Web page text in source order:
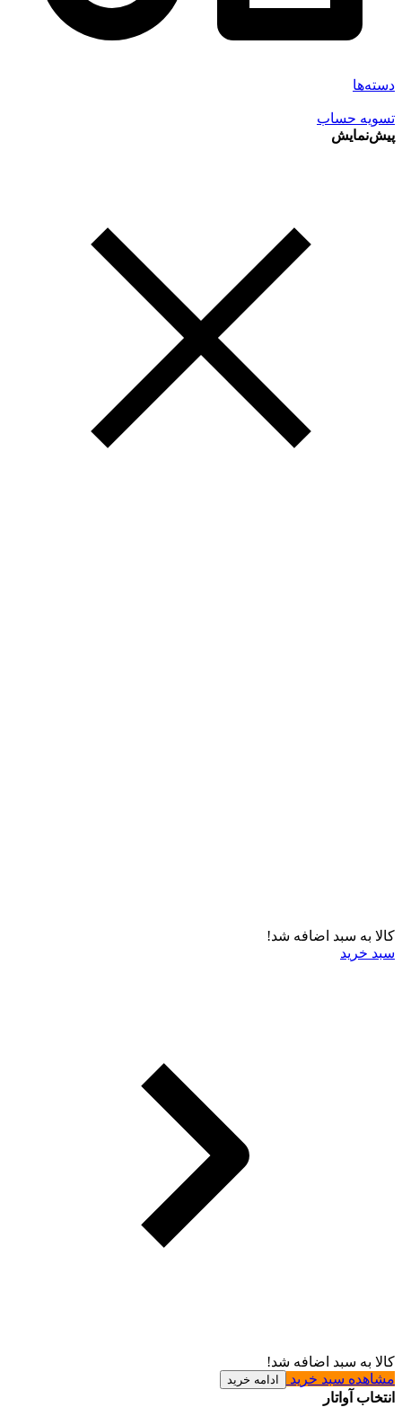
دسته‌ها
تسویه حساب
پیش‌نمایش
کالا به سبد اضافه شد!
سبد خرید
کالا به سبد اضافه شد!
مشاهده سبد خرید
ادامه خرید
انتخاب آواتار